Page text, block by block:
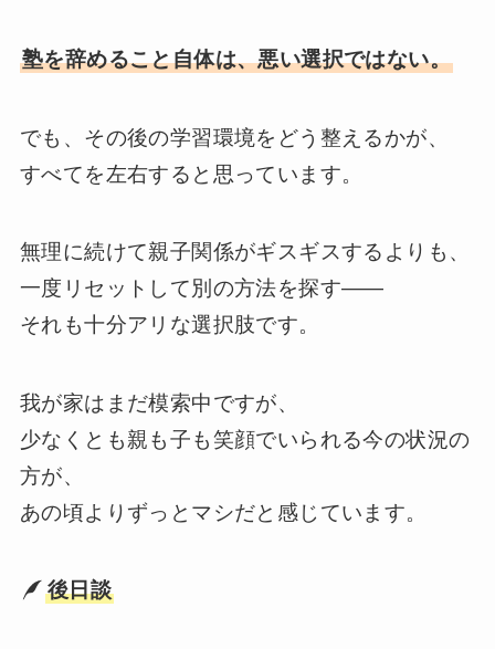
塾を辞めること自体は、悪い選択ではない。
でも、その後の学習環境をどう整えるかが、
すべてを左右すると思っています。
無理に続けて親子関係がギスギスするよりも、
一度リセットして別の方法を探す——
それも十分アリな選択肢です。
我が家はまだ模索中ですが、
少なくとも親も子も笑顔でいられる今の状況の
方が、
あの頃よりずっとマシだと感じています。
後日談